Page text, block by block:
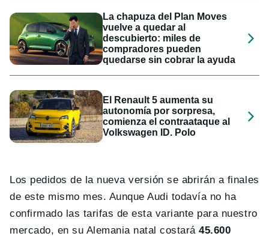
La chapuza del Plan Moves
vuelve a quedar al
descubierto: miles de
compradores pueden
quedarse sin cobrar la ayuda
El Renault 5 aumenta su
autonomía por sorpresa,
comienza el contraataque al
Volkswagen ID. Polo
Los pedidos de la nueva versión se abrirán a finales
de este mismo mes. Aunque Audi todavía no ha
confirmado las tarifas de esta variante para nuestro
mercado, en su Alemania natal costará 45.600